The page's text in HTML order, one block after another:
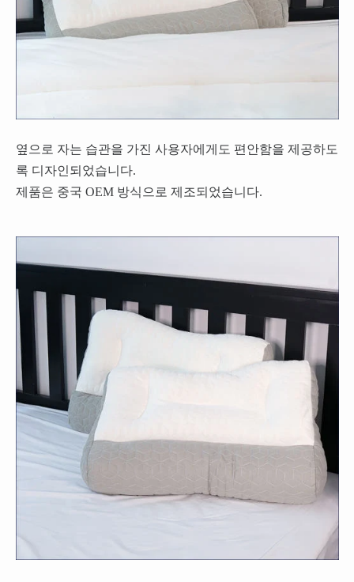
옆으로 자는 습관을 가진 사용자에게도 편안함을 제공하도
록 디자인되었습니다.
제품은 중국 OEM 방식으로 제조되었습니다.